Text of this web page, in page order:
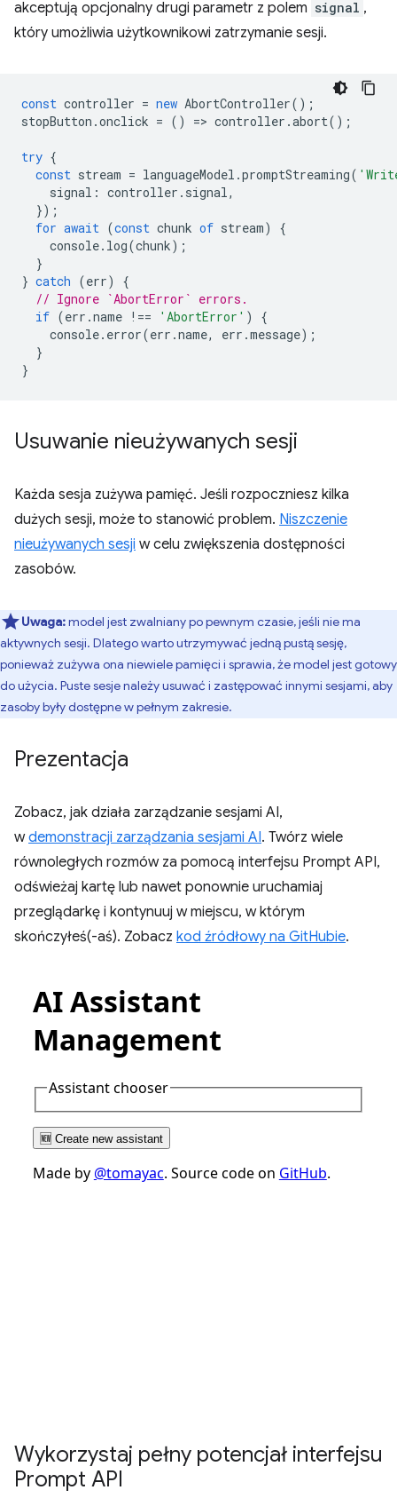
akceptują opcjonalny drugi parametr z polem signal ,
który umożliwia użytkownikowi zatrzymanie sesji.
const controller = new AbortController();
stopButton .onclick = () => controller .abort();
try {
const stream = languageModel .promptStreaming(
signal : controller . signal,
});
for await (const chunk of stream)
{
console. log(chunk);
}
} catch (err)
{
// Ignore `AbortError` errors.
if (err .name !== 'AbortError' )
{
console. error(err .name, err .message);
}
}
Usuwanie nieużywanych sesji
Każda sesja zużywa pamięć. Jeśli rozpoczniesz kilka
dużych sesji, może to stanowić problem. Niszczenie
nieużywanych sesji w celu zwiększenia dostępności
zasobów.
Uwaga:model jest zwalniany po pewnym czasie, jeśli nie ma
aktywnych sesji. Dlatego warto utrzymywać jedną pustą sesję,
ponieważ zużywa ona niewiele pamięci i sprawia, że model jest gotowy
do użycia. Puste sesje należy usuwać i zastępować innymi sesjami, aby
zasoby były dostępne w pełnym zakresie.
Prezentacja
Zobacz, jak działa zarządzanie sesjami AI,
wdemonstracji zarządzania sesjami AI. Twórz wiele
równoległych rozmów za pomocą interfejsu Prompt API,
odświeżaj kartę lub nawet ponownie uruchamiaj
przeglądarkę i kontynuuj w miejscu, w którym
skończyłeś(-aś). Zobacz kod źródłowy na GitHubie.
Wykorzystaj pełny potencjał interfejsu
Prompt API